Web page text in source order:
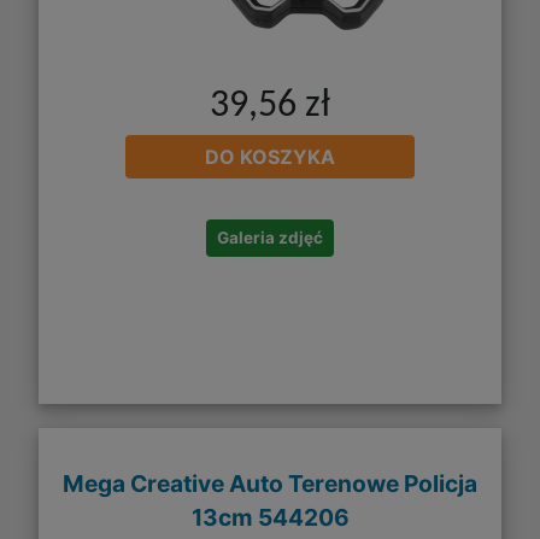
39,56 zł
DO KOSZYKA
Galeria zdjęć
Mega Creative Auto Terenowe Policja
13cm 544206